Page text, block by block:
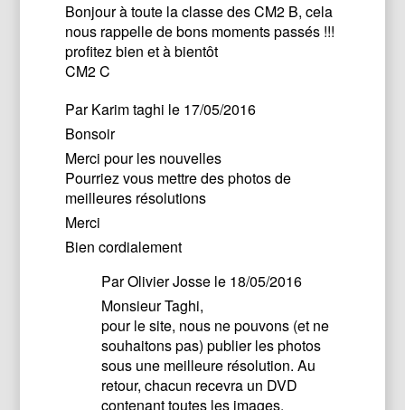
Bonjour à toute la classe des CM2 B, cela
nous rappelle de bons moments passés !!!
profitez bien et à bientôt
CM2 C
ParKarim taghi le 17/05/2016
Bonsoir
Merci pour les nouvelles
Pourriez vous mettre des photos de
meilleures résolutions
Merci
Bien cordialement
ParOlivier Josse le 18/05/2016
Monsieur Taghi,
pour le site, nous ne pouvons (et ne
souhaitons pas) publier les photos
sous une meilleure résolution. Au
retour, chacun recevra un DVD
contenant toutes les images.